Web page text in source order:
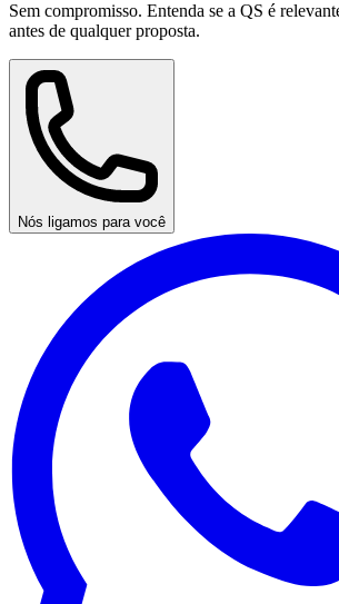
Sem compromisso. Entenda se a QS é
antes de qualquer proposta.
Nós ligamos para você